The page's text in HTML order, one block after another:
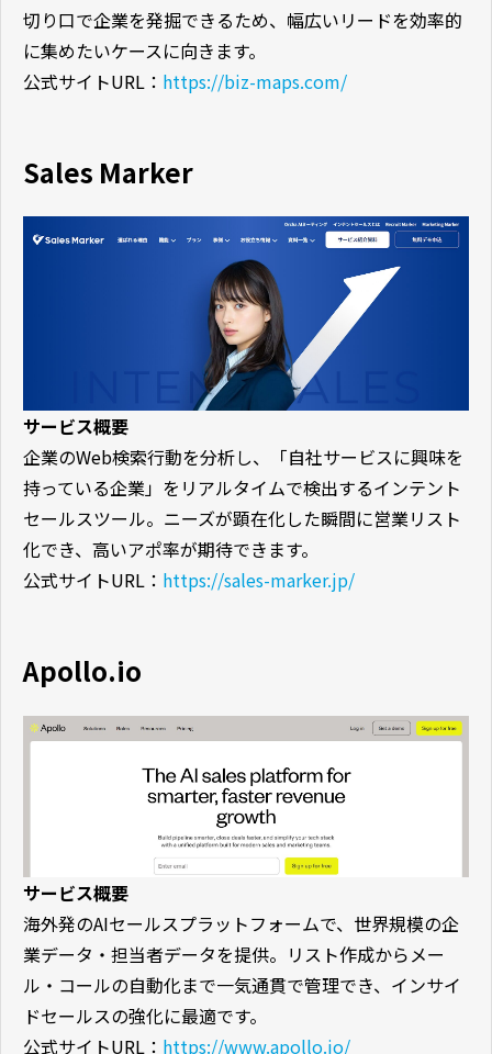
切り口で企業を発掘できるため、幅広いリードを効率的
に集めたいケースに向きます。
公式サイトURL： https://biz-maps.com/
Sales Marker
サービス概要
企業のWeb検索行動を分析し、「自社サービスに興味を
持っている企業」をリアルタイムで検出するインテント
セールスツール。ニーズが顕在化した瞬間に営業リスト
化でき、高いアポ率が期待できます。
公式サイトURL： https://sales-marker.jp/
Apollo.io
サービス概要
海外発のAIセールスプラットフォームで、世界規模の企
業データ・担当者データを提供。リスト作成からメー
ル・コールの自動化まで一気通貫で管理でき、インサイ
ドセールスの強化に最適です。
公式サイトURL： https://www.apollo.io/